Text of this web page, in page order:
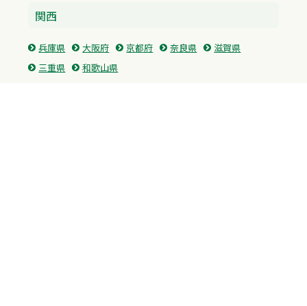
関西
兵庫県 大阪府 京都府 奈良県
滋賀県
三重県
和歌山県